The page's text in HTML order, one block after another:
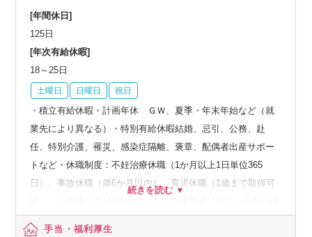
[年間休日]
125日
[年次有給休暇]
18～25日
土曜日 日曜日 祝日
・積立有給休暇・計画年休 ＧＷ、夏季・年末年始など（就
業先により異なる）・特別有給休暇結婚、忌引、公務、赴
任、特別介護、罹災、感染症隔離、褒章、配偶者出産サポー
トなど・休職制度：不妊治療休職（1か月以上1日単位365
日）、事故休職（満6か月以内）、育児休職（1歳まで取得可
手当・福利厚生